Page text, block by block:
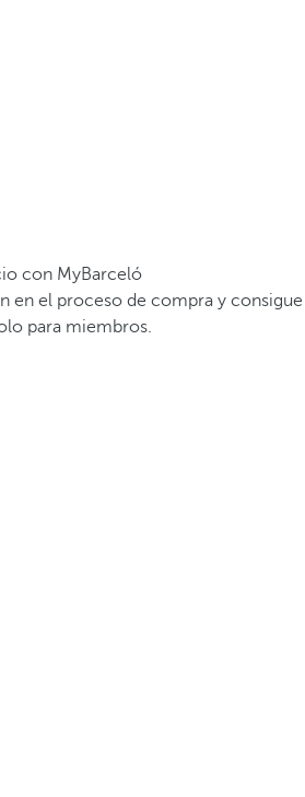
con MyBarceló
en el proceso de compra y consigue
para miembros.